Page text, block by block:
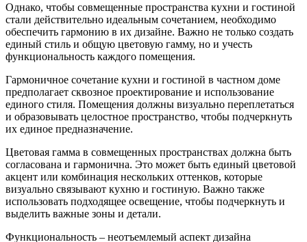
Однако, чтобы совмещенные пространства кухни и гостиной
стали действительно идеальным сочетанием, необходимо
обеспечить гармонию в их дизайне. Важно не только создать
единый стиль и общую цветовую гамму, но и учесть
функциональность каждого помещения.
Гармоничное сочетание кухни и гостиной в частном доме
предполагает сквозное проектирование и использование
единого стиля. Помещения должны визуально переплетаться
и образовывать целостное пространство, чтобы подчеркнуть
их единое предназначение.
Цветовая гамма в совмещенных пространствах должна быть
согласована и гармонична. Это может быть единый цветовой
акцент или комбинация нескольких оттенков, которые
визуально связывают кухню и гостиную. Важно также
использовать подходящее освещение, чтобы подчеркнуть и
выделить важные зоны и детали.
Функциональность – неотъемлемый аспект дизайна